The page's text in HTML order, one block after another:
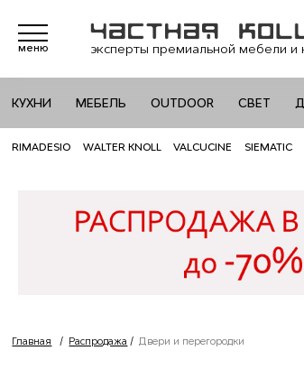
меню эксперты премиальной мебели и
КУХНИ МЕБЕЛЬ OUTDOOR СВЕТ
RIMADESIO WALTER KNOLL VALCUCINE SIEMATIC
Главная / Распродажа / Двери и перегородки